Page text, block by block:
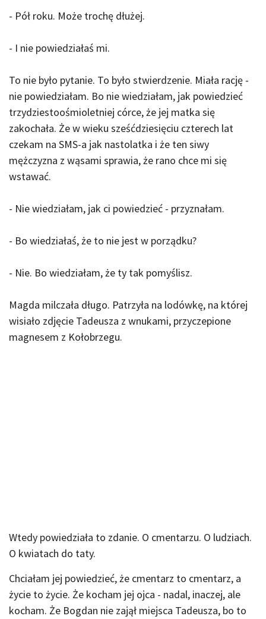
- Pół roku. Może trochę dłużej.
- I nie powiedziałaś mi.
To nie było pytanie. To było stwierdzenie. Miała rację -
nie powiedziałam. Bo nie wiedziałam, jak powiedzieć
trzydziestoośmioletniej córce, że jej matka się
zakochała. Że w wieku sześćdziesięciu czterech lat
czekam na SMS-a jak nastolatka i że ten siwy
mężczyzna z wąsami sprawia, że rano chce mi się
wstawać.
- Nie wiedziałam, jak ci powiedzieć - przyznałam.
- Bo wiedziałaś, że to nie jest w porządku?
- Nie. Bo wiedziałam, że ty tak pomyślisz.
Magda milczała długo. Patrzyła na lodówkę, na której
wisiało zdjęcie Tadeusza z wnukami, przyczepione
magnesem z Kołobrzegu.
Wtedy powiedziała to zdanie. O cmentarzu. O ludziach.
O kwiatach do taty.
Chciałam jej powiedzieć, że cmentarz to cmentarz, a
życie to życie. Że kocham jej ojca - nadal, inaczej, ale
kocham. Że Bogdan nie zajął miejsca Tadeusza, bo to